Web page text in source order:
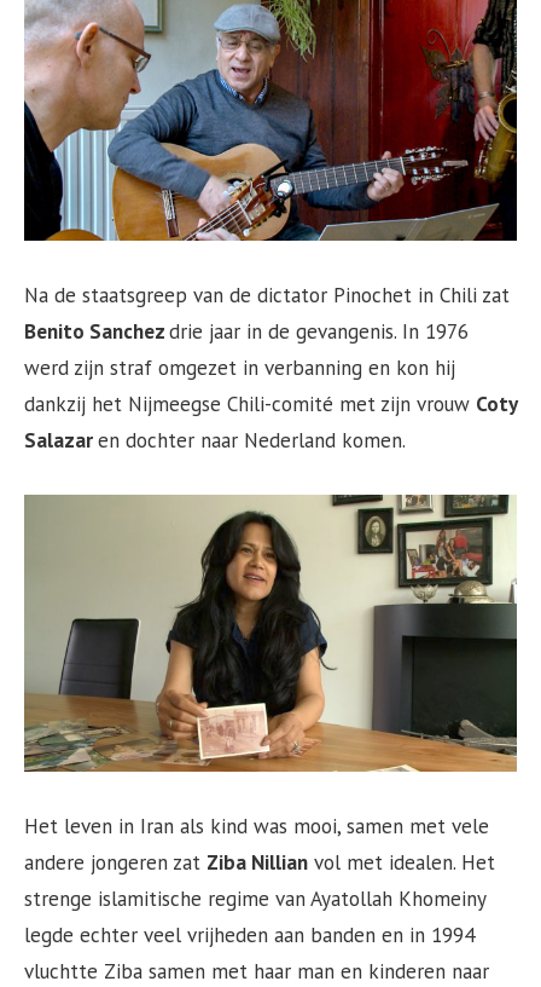
Na de staatsgreep van de dictator Pinochet in Chili zat
Benito Sanchezdrie jaar in de gevangenis. In 1976
werd zijn straf omgezet in verbanning en kon hij
dankzij het Nijmeegse Chili-comité met zijn vrouw Coty
Salazaren dochter naar Nederland komen.
Het leven in Iran als kind was mooi, samen met vele
andere jongeren zat Ziba Nillian vol met idealen. Het
strenge islamitische regime van Ayatollah Khomeiny
legde echter veel vrijheden aan banden en in 1994
vluchtte Ziba samen met haar man en kinderen naar